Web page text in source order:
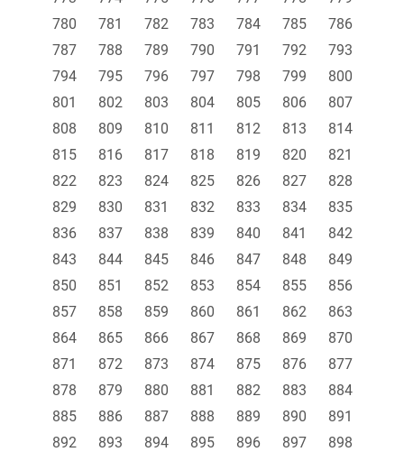
780
781 782 783 784 785
786
787
788 789 790 791 792
793
794
795 796 797 798 799
800
801
802 803 804 805 806
807
808
809 810 811 812 813
814
815
816 817 818 819 820
821
822
823 824 825 826 827
828
829
830 831 832 833 834
835
836
837 838 839 840 841
842
843
844 845 846 847 848
849
850
851 852 853 854 855
856
857
858 859 860 861 862
863
864
865 866 867 868 869
870
871
872 873 874 875 876
877
878
879 880 881 882 883
884
885
886 887 888 889 890
891
892
893 894 895 896 897
898